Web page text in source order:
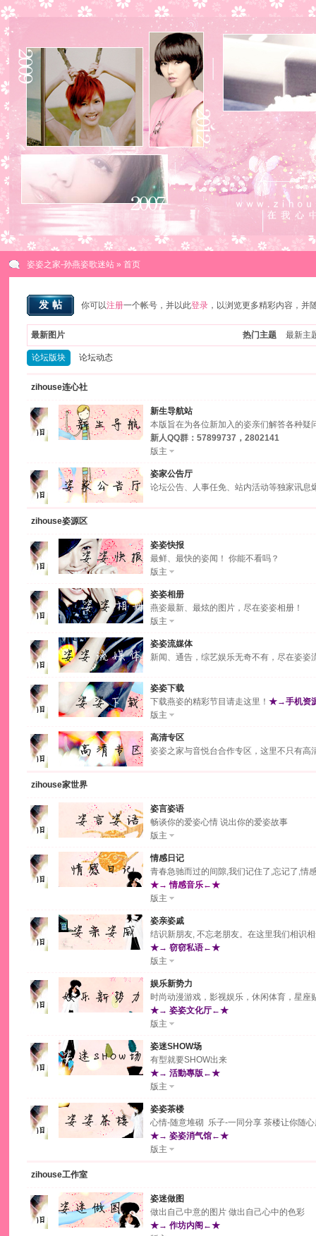
姿姿之家-孙燕姿歌迷站» 首页
发帖 你可以注册一个帐号，并以此登录，以浏览更多精彩内容，并
最新图片 热门主题 最新主
论坛版块 论坛动态
zihouse连心社
新生导航站
本版旨在为各位新加入的姿亲们解答各种疑
新人QQ群：57899737，2802141
版主
姿家公告厅
论坛公告、人事任免、站内活动等独家讯息
zihouse姿源区
姿姿快报
最鲜、最快的姿闻！ 你能不看吗？
版主
姿姿相册
燕姿最新、最炫的图片，尽在姿姿相册！
版主
姿姿流媒体
新闻、通告，综艺娱乐无奇不有，尽在姿姿
姿姿下载
下载燕姿的精彩节目请走这里！ ★→手机资
版主
高清专区
姿姿之家与音悦台合作专区，这里不只有高
zihouse家世界
姿言姿语
畅谈你的爱姿心情 说出你的爱姿故事
版主
情感日记
青春急驰而过的间隙,我们记住了,忘记了,情
★→ 情感音乐←★
版主
姿亲姿戚
结识新朋友, 不忘老朋友。在这里我们相识
★→ 窃窃私语←★
版主
娱乐新势力
时尚动漫游戏，影视娱乐，休闲体育，星座
★→ 姿姿文化厅←★
版主
姿迷SHOW场
有型就要SHOW出来
★→ 活動專版←★
版主
姿姿茶楼
心情-随意堆砌 乐子-一同分享 茶楼让你随心
★→ 姿姿消气馆←★
版主
zihouse工作室
姿迷做图
做出自己中意的图片 做出自己心中的色彩
★→ 作坊内阁←★